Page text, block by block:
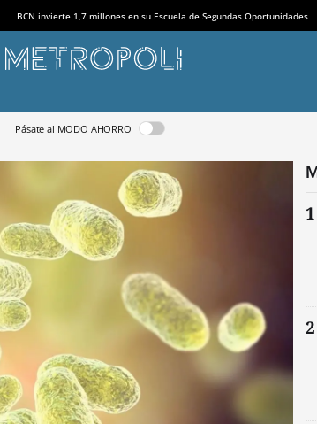
BCN invierte 1,7 millones en su Escuela de Segundas Oportunidades
Pásate al MODO AHORRO